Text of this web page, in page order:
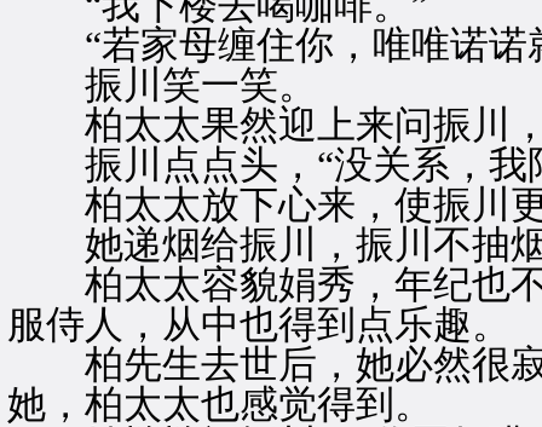
“若家母缠住你，唯唯诺诺
振川笑一笑。
柏太太果然迎上来问振川，
振川点点头，“没关系，我
柏太太放下心来，使振川
她递烟给振川，振川不抽
柏太太容貌娟秀，年纪也不
服侍人，从中也得到点乐趣。
柏先生去世后，她必然很寂
她，柏太太也感觉得到。